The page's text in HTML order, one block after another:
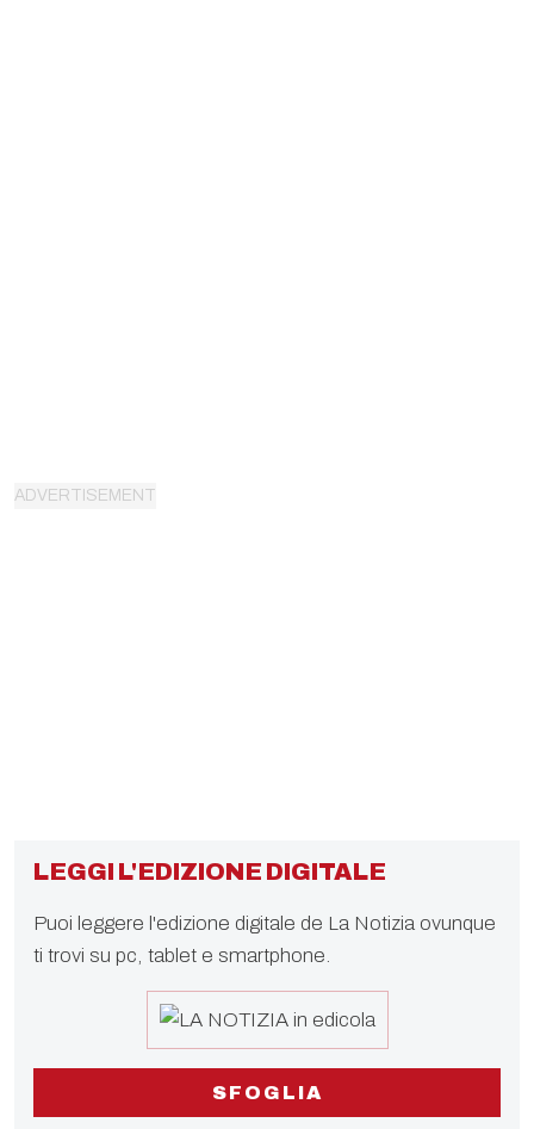
LEGGI L'EDIZIONE DIGITALE
Puoi leggere l'edizione digitale de La Notizia ovunque
ti trovi su pc, tablet e smartphone.
SFOGLIA